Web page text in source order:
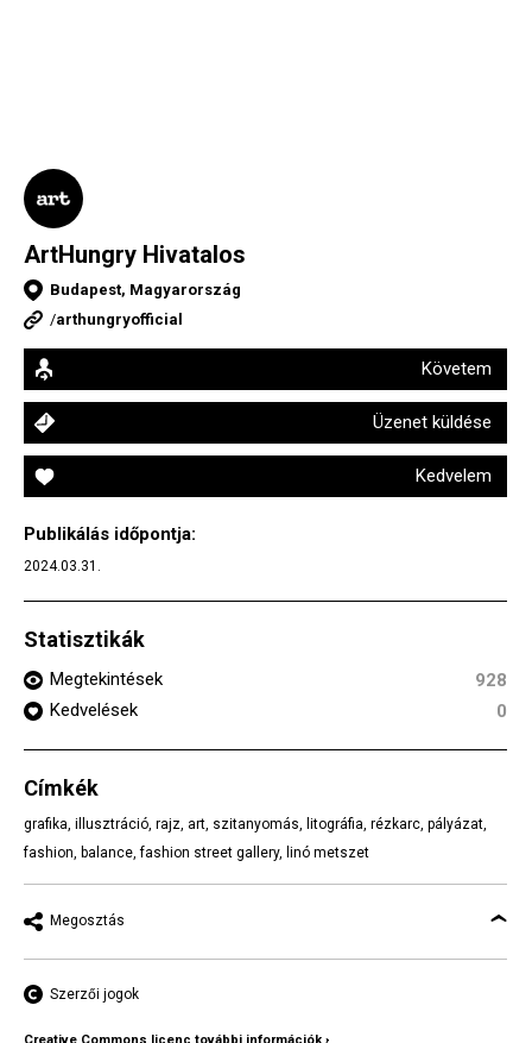
ArtHungry Hivatalos
Budapest, Magyarország
/arthungryofficial
Követem
Üzenet küldése
Kedvelem
Publikálás időpontja:
2024.03.31.
Statisztikák
Megtekintések
928
Kedvelések
0
Címkék
grafika, illusztráció, rajz, art, szitanyomás, litográfia, rézkarc, pályázat,
fashion, balance,fashion street gallery, linó metszet
Megosztás
Szerzői jogok